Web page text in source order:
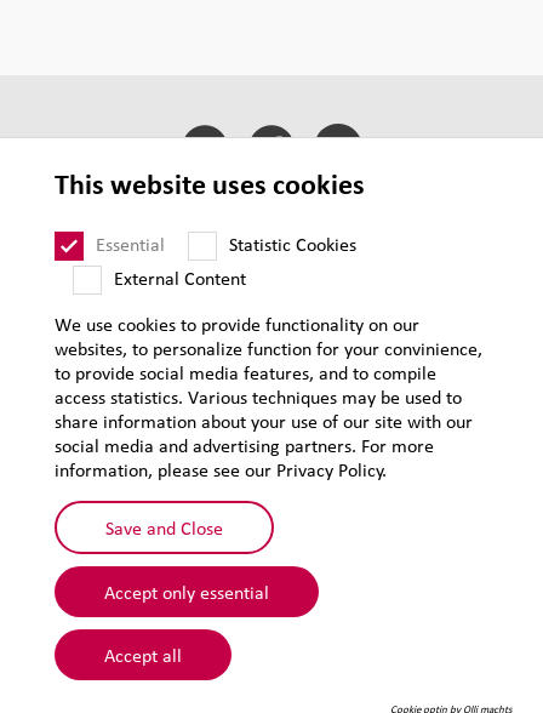
LEHVOSS International
© 2026 Lehmann&Voss&Co.
This website uses cookies
Essential
Statistic Cookies
External Content
We use cookies to provide functionality on our
websites, to personalize function for your convinience,
to provide social media features, and to compile
access statistics. Various techniques may be used to
share information about your use of our site with our
social media and advertising partners. For more
information, please see our Privacy Policy.
Save and Close
Accept only essential
Accept all
Cookie optin by Olli machts